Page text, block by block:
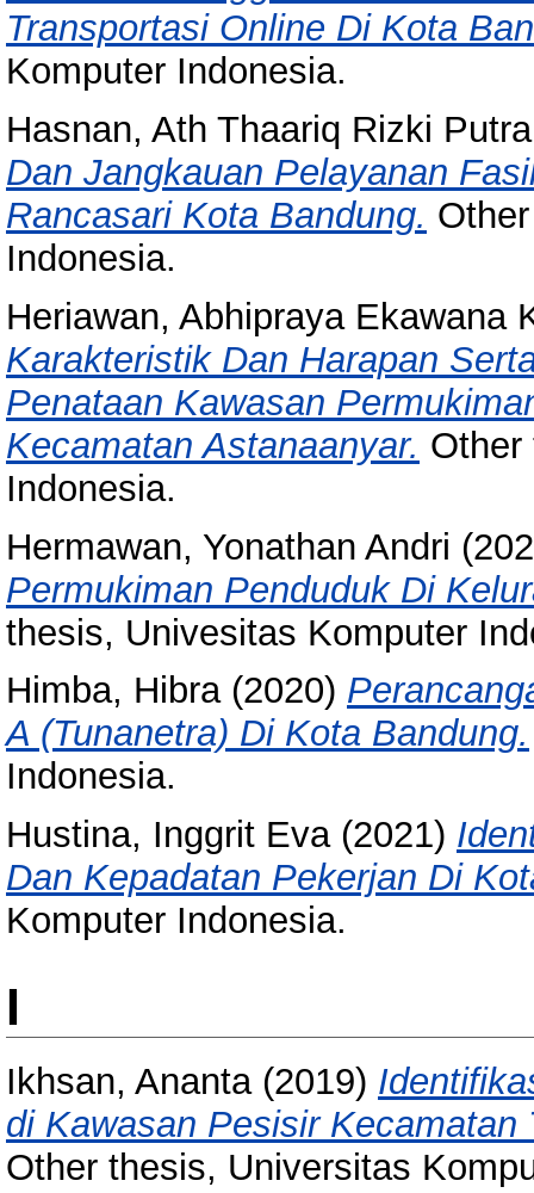
Transportasi Online Di Kota
Komputer Indonesia.
Hasnan, Ath Thaariq Rizki Putra
Dan Jangkauan Pelayanan
Rancasari Kota Bandung.
Indonesia.
Heriawan, Abhipraya Ekawana
Karakteristik Dan Harapan
Penataan Kawasan
Kecamatan Astanaanyar. Other
Indonesia.
Hermawan, Yonathan Andri
Permukiman Penduduk Di
thesis, Univesitas Komputer
Himba, Hibra(2020)
A (Tunanetra) Di Kota Bandung.
Indonesia.
Hustina, Inggrit Eva(2021)
Dan Kepadatan Pekerjan Di
Komputer Indonesia.
I
Ikhsan, Ananta(2019)
di Kawasan Pesisir
Other thesis, Universitas